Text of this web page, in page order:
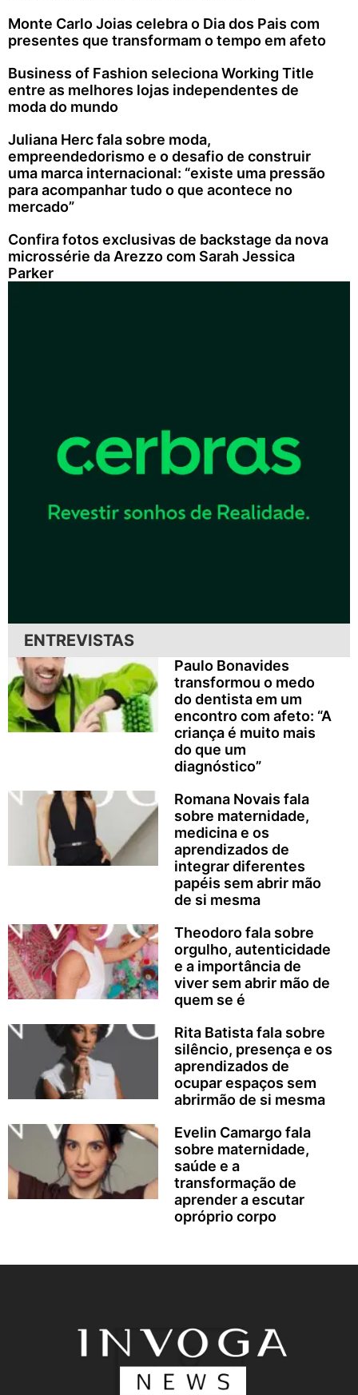
Monte Carlo Joias celebra o Dia dos Pais com
presentes que transformam o tempo em afeto
Business of Fashion seleciona Working Title
entre as melhores lojas independentes de
moda do mundo
Juliana Herc fala sobre moda,
empreendedorismo e o desafio de construir
uma marca internacional: “existe uma pressão
para acompanhar tudo o que acontece no
mercado”
Confira fotos exclusivas de backstage da nova
microssérie da Arezzo com Sarah Jessica
Parker
ENTREVISTAS
Paulo Bonavides
transformou o medo
do dentista em um
encontro com afeto: “A
criança é muito mais
do que um
diagnóstico”
Romana Novais fala
sobre maternidade,
medicina e os
aprendizados de
integrar diferentes
papéis sem abrir mão
de si mesma
Theodoro fala sobre
orgulho, autenticidade
e a importância de
viver sem abrir mão de
quem se é
Rita Batista fala sobre
silêncio, presença e os
aprendizados de
ocupar espaços sem
abrirmão de si mesma
Evelin Camargo fala
sobre maternidade,
saúde e a
transformação de
aprender a escutar
opróprio corpo